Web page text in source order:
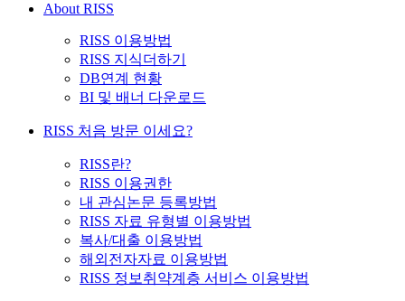
About RISS
RISS 이용방법
RISS 지식더하기
DB연계 현황
BI 및 배너 다운로드
RISS 처음 방문 이세요?
RISS란?
RISS 이용권한
내 관심논문 등록방법
RISS 자료 유형별 이용방법
복사/대출 이용방법
해외전자자료 이용방법
RISS 정보취약계층 서비스 이용방법